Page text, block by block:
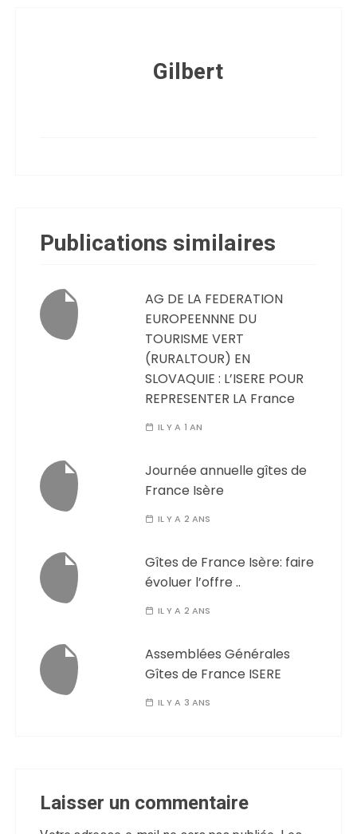
Gilbert
Publications similaires
AG DE LA FEDERATION
EUROPEENNNE DU
TOURISME VERT
(RURALTOUR) EN
SLOVAQUIE : L’ISERE POUR
REPRESENTER LA France
IL Y A 1 AN
Journée annuelle gîtes de
France Isère
IL Y A 2 ANS
Gîtes de France Isère: faire
évoluer l’offre ..
IL Y A 2 ANS
Assemblées Générales
Gîtes de France ISERE
IL Y A 3 ANS
Laisser un commentaire